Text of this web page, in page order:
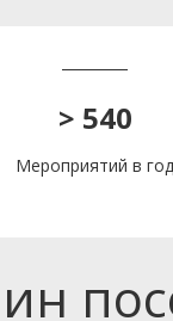
> 540
Мероприятий в год